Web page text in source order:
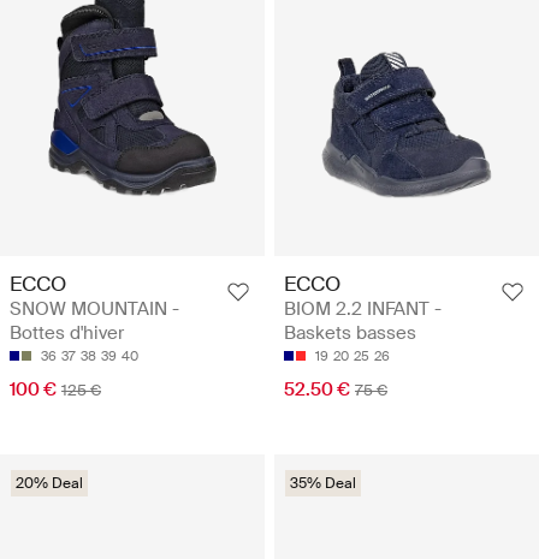
ECCO
SNOW MOUNTAIN -
Bottes d'hiver
36 37 38 39 40
100 € 125 €
ECCO
BIOM 2.2 INFANT -
Baskets basses
19 20 25 26
52.50 € 75 €
20% Deal 35% Deal